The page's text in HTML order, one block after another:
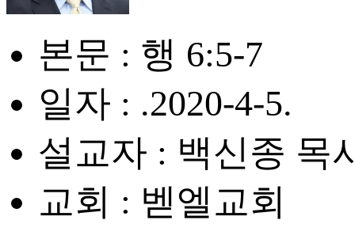
본문 : 행 6:5-7
일자 : .2020-4-5.
설교자 : 백신종 목
교회 : 벧엘교회